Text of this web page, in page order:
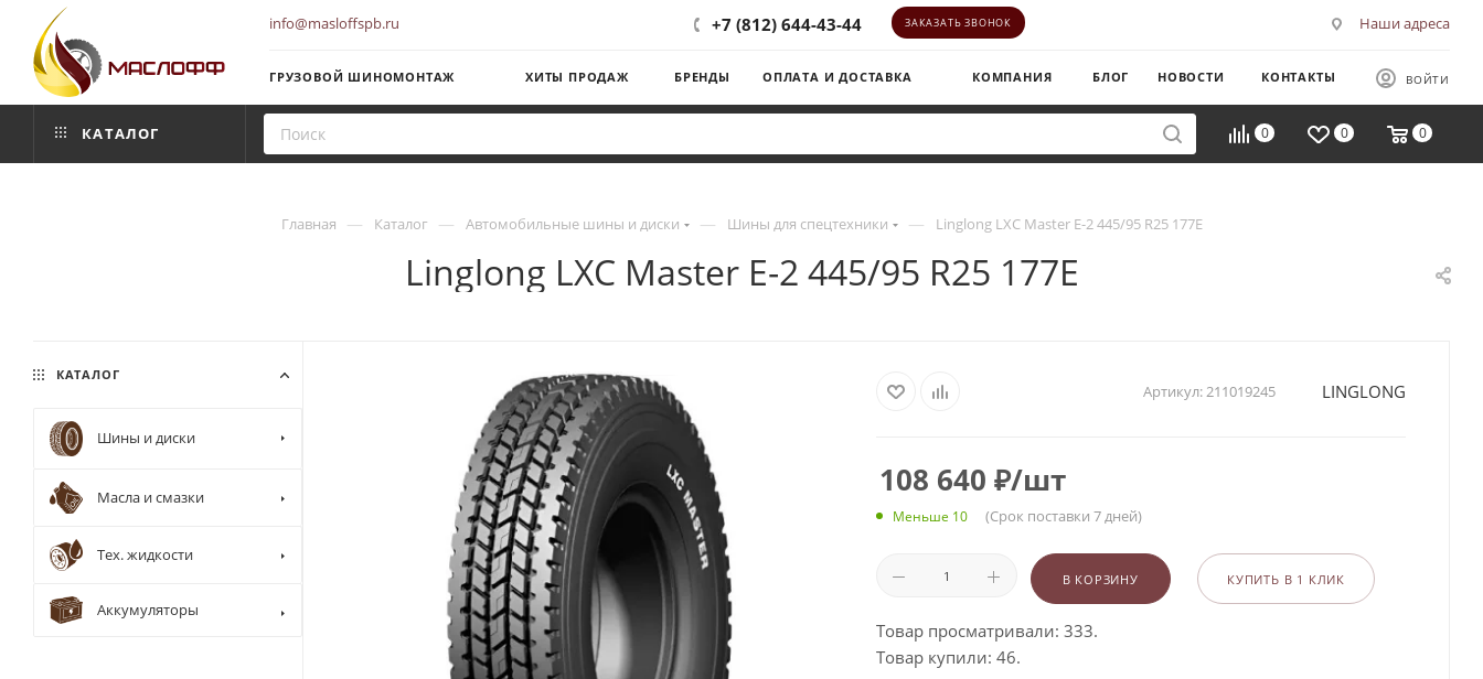
info@masloffspb.ru +7 (812) 644-43-44 ЗАКАЗАТЬ ЗВОНОК Наши адреса
ГРУЗОВОЙ ШИНОМОНТАЖ ХИТЫ ПРОДАЖ БРЕНДЫ ОПЛАТА И ДОСТАВКА КОМПАНИЯ БЛОГ НОВОСТИ КОНТАКТЫ ВОЙТИ
КАТАЛОГ 0 0 0
Главная — Каталог — Автомобильные шины и диски — Шины для спецтехники — Linglong LXC Master E-2 445/95 R25 177E
Linglong LXC Master E-2 445/95 R25 177E
Артикул:211019245 LINGLONG
108 640 ₽/шт
Меньше 10 (Срок поставки 7 дней)
В КОРЗИНУ КУПИТЬ В 1 КЛИК
Товар просматривали: 333.
Товар купили: 46.
КАТАЛОГ
Шины и диски
Масла и смазки
Тех. жидкости
Аккумуляторы